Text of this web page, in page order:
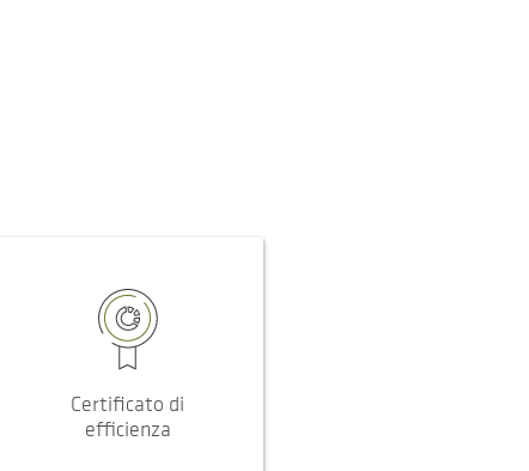
Certificato di
efficienza